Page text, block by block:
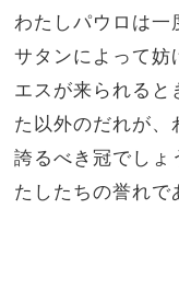
わたしパウロは一
サタンによって妨
エスが来られると
た以外のだれが、
誇るべき冠でしょ
たしたちの誉れで